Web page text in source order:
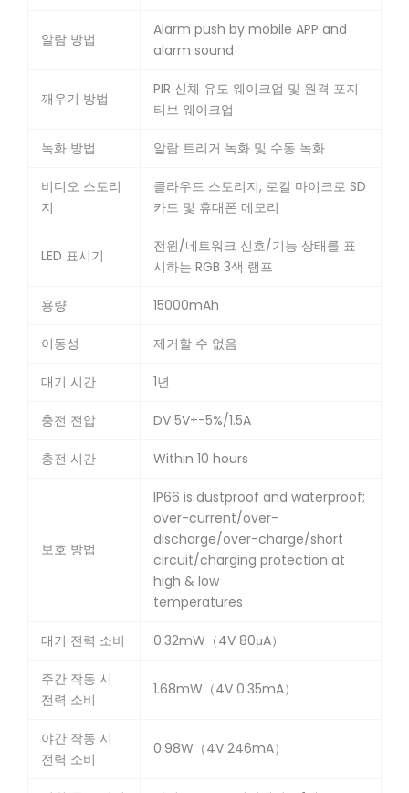
알람 방법
Alarm push by mobile APP and
alarm sound
깨우기 방법
PIR 신체 유도 웨이크업 및 원격 포지
티브 웨이크업
녹화 방법 알람 트리거 녹화 및 수동 녹화
비디오 스토리
지
클라우드 스토리지, 로컬 마이크로 SD
카드 및 휴대폰 메모리
LED 표시기
전원/네트워크 신호/기능 상태를 표
시하는 RGB 3색 램프
용량 15000mAh
이동성 제거할 수 없음
대기 시간 1년
충전 전압 DV 5V+-5%/1.5A
충전 시간 Within 10 hours
보호 방법
IP66 is dustproof and waterproof;
over-current/over-
discharge/over-charge/short
circuit/charging protection at
high & low
temperatures
대기 전력 소비 0.32mW（4V 80μA）
주간 작동 시
전력 소비
1.68mW（4V 0.35mA）
야간 작동 시
전력 소비
0.98W（4V 246mA）